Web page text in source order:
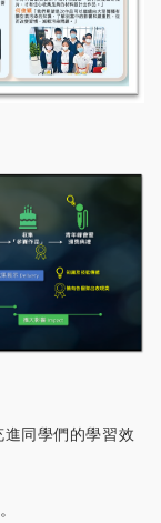
同學們的學習效